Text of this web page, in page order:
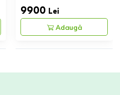
9900 Lei
Adaugă